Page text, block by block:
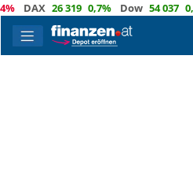
DAX 26 319 0,7% Dow 54 037 0,3%